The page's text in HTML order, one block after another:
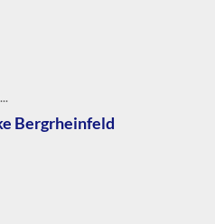
Bergrheinfeld